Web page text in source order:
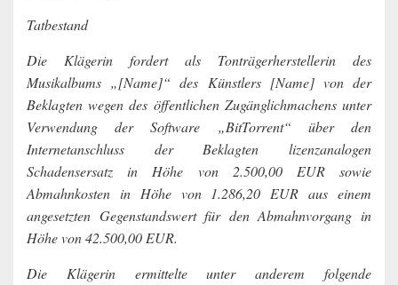
Tatbestand
Die Klägerin fordert als Tonträgerherstellerin des
Musikalbums „[Name]“ des Künstlers [Name] von der
Beklagten wegen des öffentlichen Zugänglichmachens unter
Verwendung der Software „BitTorrent“ über den
Internetanschluss der Beklagten lizenzanalogen
Schadensersatz in Höhe von 2.500,00 EUR sowie
Abmahnkosten in Höhe von 1.286,20 EUR aus einem
angesetzten Gegenstandswert für den Abmahnvorgang in
Höhe von 42.500,00 EUR.
Die Klägerin ermittelte unter anderem folgende